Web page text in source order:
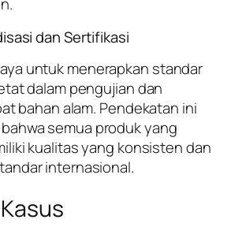
dan Sertifikasi
untuk menerapkan standar
dalam pengujian dan
bahan alam. Pendekatan ini
semua produk yang
kualitas yang konsisten dan
internasional.